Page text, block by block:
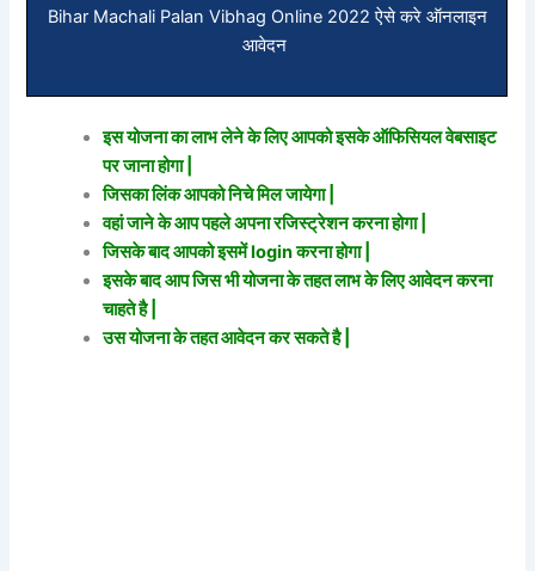
Bihar Machali Palan Vibhag Online 2022 ऐसे करे ऑनलाइन
आवेदन
इस योजना का लाभ लेने के लिए आपको इसके ऑफिसियल वेबसाइट
पर जाना होगा |
जिसका लिंक आपको निचे मिल जायेगा |
वहां जाने के आप पहले अपना रजिस्ट्रेशन करना होगा |
जिसके बाद आपको इसमें login करना होगा |
इसके बाद आप जिस भी योजना के तहत लाभ के लिए आवेदन करना
चाहते है |
उस योजना के तहत आवेदन कर सकते है |